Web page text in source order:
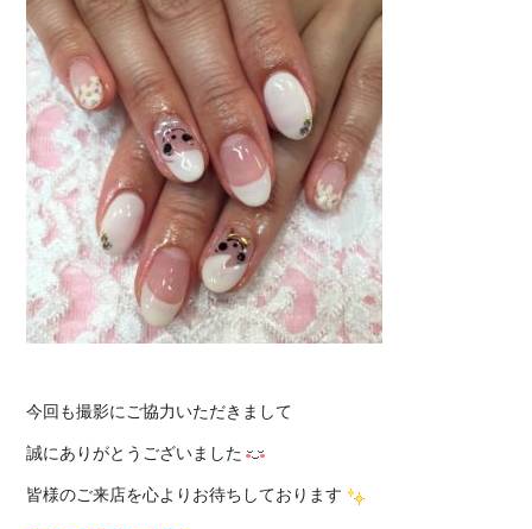
今回も撮影にご協力いただきまして
誠にありがとうございました
皆様のご来店を心よりお待ちしております